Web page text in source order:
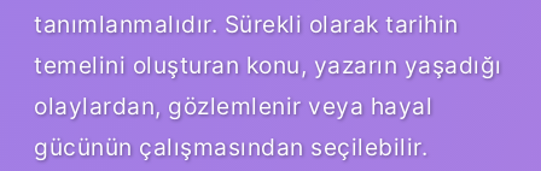
tanımlanmalıdır. Sürekli olarak tarihin
temelini oluşturan konu, yazarın yaşadığı
olaylardan, gözlemlenir veya hayal
gücünün çalışmasından seçilebilir.